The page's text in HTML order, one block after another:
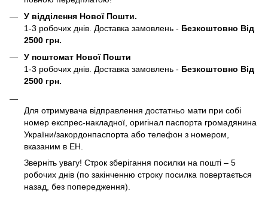
У відділення Нової Пошти.
1-3 робочих днів. Доставка замовлень - Безкоштовно Від
2500 грн.
У поштомат Нової Пошти
1-3 робочих днів. Доставка замовлень - Безкоштовно Від
2500 грн.
Для отримувача відправлення достатньо мати при собі
номер експрес-накладної, оригінал паспорта громадянина
України/закордонпаспорта або телефон з номером,
вказаним в ЕН.
Зверніть увагу! Строк зберігання посилки на пошті – 5
робочих днів (по закінченню строку посилка повертається
назад, без попередження).